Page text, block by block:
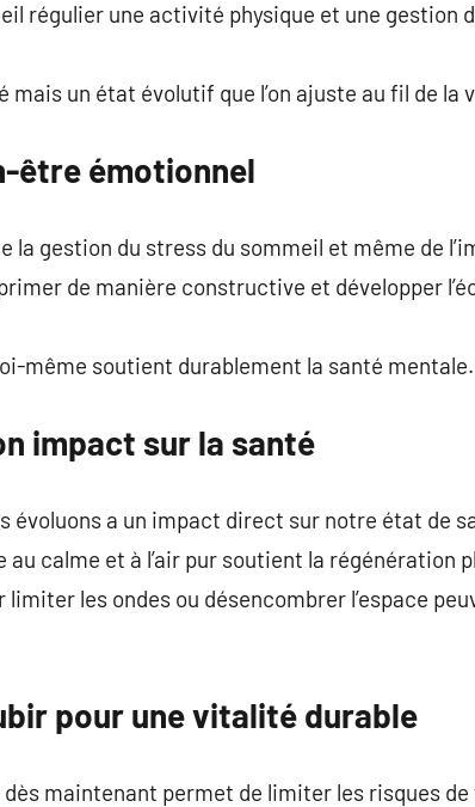
régulier une activité physique et une gestion
mais un état évolutif que l’on ajuste au fil de la
être émotionnel
gestion du stress du sommeil et même de
de manière constructive et développer
même soutient durablement la santé mentale.
impact sur la santé
évoluons a un impact direct sur notre état de
au calme et à l’air pur soutient la régénération
les ondes ou désencombrer l’espace
pour une vitalité durable
maintenant permet de limiter les risques